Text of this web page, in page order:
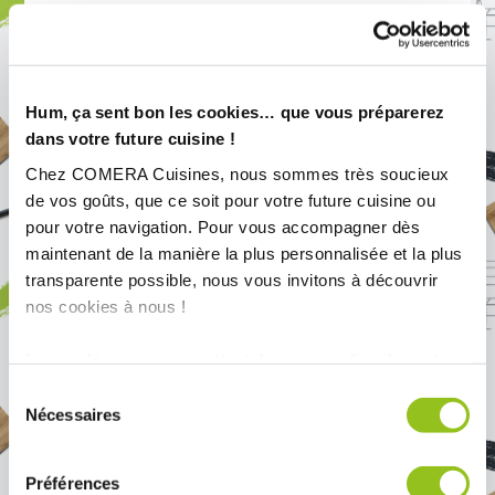
Hum, ça sent bon les cookies… que vous préparerez
dans votre future cuisine !
Chez COMERA Cuisines, nous sommes très soucieux
de vos goûts, que ce soit pour votre future cuisine ou
pour votre navigation. Pour vous accompagner dès
maintenant de la manière la plus personnalisée et la plus
transparente possible, nous vous invitons à découvrir
nos cookies à nous !
médias sociaux et d'analyser notre trafic. Nous
partageons également des informations sur l'utilisation de
notre site avec nos partenaires de médias sociaux, de
du
consentement
Nécessaires
Préférences
Fleury-les-Aubrais (45) – Cuisine blanc